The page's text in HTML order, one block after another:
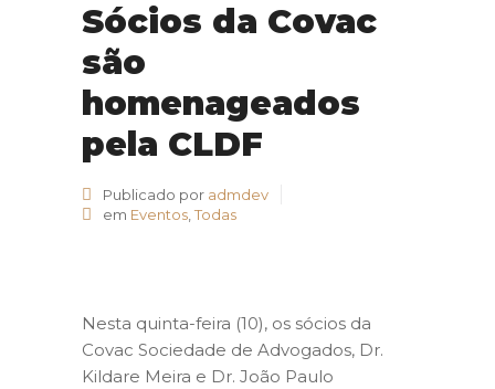
Sócios da Covac
são
homenageados
pela CLDF
Publicado por admdev
em Eventos,Todas
Nesta quinta-feira (10), os sócios da
Covac Sociedade de Advogados, Dr.
Kildare Meira e Dr. João Paulo